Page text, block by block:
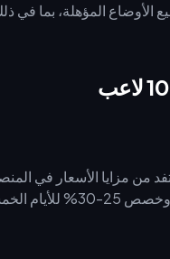
100 لاعب الوصول إلى عتبة الـ 55,800 جوهرة. استفد من مزايا